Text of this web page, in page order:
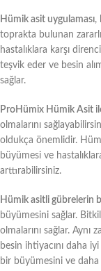
Hümik asit uygulaması,
toprakta bulunan
hastalıklara karşı
teşvik eder ve besin
sağlar.
ProHümix Hümik Asit ile
olmalarını
oldukça önemlidir.
büyümesi ve
arttırabilirsiniz.
Hümik asitli gübrelerin
büyümesini sağlar.
olmalarını sağlar.
besin ihtiyacını daha iyi
bir büyümesini ve daha